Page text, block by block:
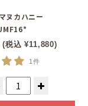
ヌカハニー
(税込 ¥11,880)
1件